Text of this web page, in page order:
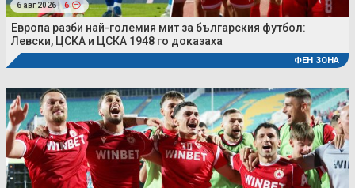
6 авг 2026 | 6
Европа разби най-големия мит за българския футбол:
Левски, ЦСКА и ЦСКА 1948 го доказаха
ФЕН ЗОНА